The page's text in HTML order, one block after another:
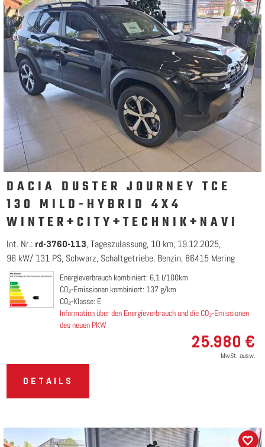
DACIA DUSTER JOURNEY TCE
130 MILD-HYBRID 4X4
WINTER+CITY+TECHNIK+NAVI
Int. Nr.: rd-3760-113 Tageszulassung 10 km 19.12.2025
96 kW/ 131 PS Schwarz Schaltgetriebe Benzin 86415 Mering
Energieverbrauch kombiniert: 6,1 l/100km
CO₂-Emissionen kombiniert: 137 g/km
CO₂-Klasse: E
Information über den Energieverbrauch und die CO₂-Emissionen
des neuen PKW
25.980 €
MwSt. ausw.
DETAILS